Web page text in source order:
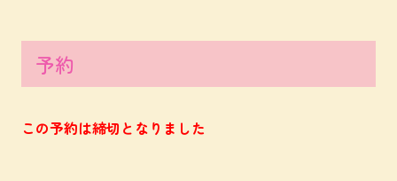
予約
この予約は締切となりました